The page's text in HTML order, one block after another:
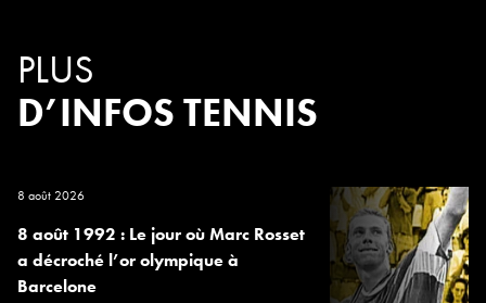
PLUS
D’INFOS TENNIS
8 août 2026
8 août 1992 : Le jour où Marc Rosset
a décroché l’or olympique à
Barcelone